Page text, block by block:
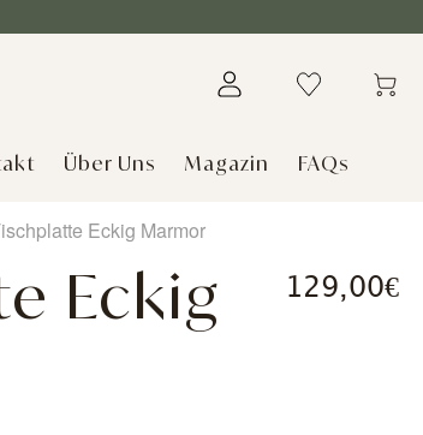
Über Uns Magazin FAQs
Eckig Marmor
Eckig
129,00€